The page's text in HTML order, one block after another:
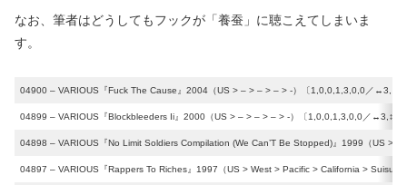
なお、筆者はどうしてもフックが「養蚕」に聴こえてしまいま
す。
04900 – VARIOUS『Fuck The Cause』2004（US > – > – > – > -）〔1,0,0,1,3,0,0／↔︎3,↕︎5
04899 – VARIOUS『Blockbleeders Ii』2000（US > – > – > – > -）〔1,0,0,1,3,0,0／↔︎3,↕︎5
04898 – VARIOUS『No Limit Soldiers Compilation (We Can’T Be Stopped)』1999（US
04897 – VARIOUS『Rappers To Riches』1997（US > West > Pacific > California >